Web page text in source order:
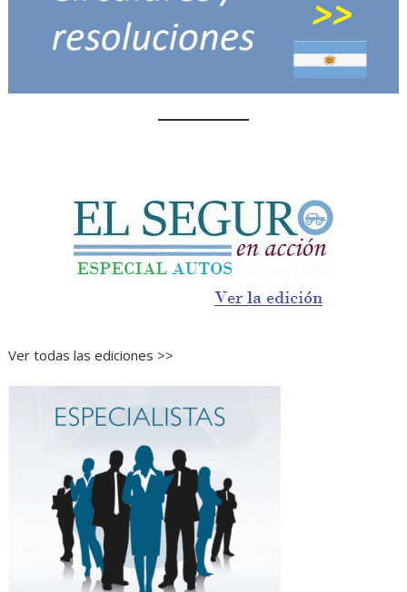
Ver todas las ediciones >>